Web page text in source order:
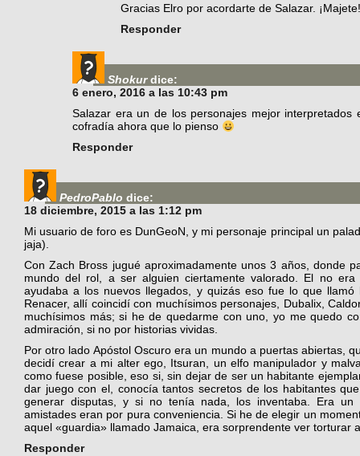
Gracias Elro por acordarte de Salazar. ¡Majete!
Responder
Shokur dice:
6 enero, 2016 a las 10:43 pm
Salazar era un de los personajes mejor
cofradía ahora que lo pienso
Responder
PedroPablo dice:
18 diciembre, 2015 a las 1:12 pm
Mi usuario de foro es DunGeoN, y mi personaje principal un
jaja).
Con Zach Bross jugué aproximadamente unos 3 años, donde
mundo del rol, a ser alguien ciertamente valorado. El no
ayudaba a los nuevos llegados, y quizás eso fue lo que
Renacer, allí coincidí con muchísimos personajes, Dubalix,
muchísimos más; si he de quedarme con uno, yo me quedo
admiración, si no por historias vividas.
Por otro lado Apóstol Oscuro era un mundo a puertas abiertas,
decidí crear a mi alter ego, Itsuran, un elfo manipulador y
como fuese posible, eso si, sin dejar de ser un habitante
dar juego con el, conocía tantos secretos de los habitantes
generar disputas, y si no tenía nada, los inventaba. Era un
amistades eran por pura conveniencia. Si he de elegir un
aquel «guardia» llamado Jamaica, era sorprendente ver torturar
Responder